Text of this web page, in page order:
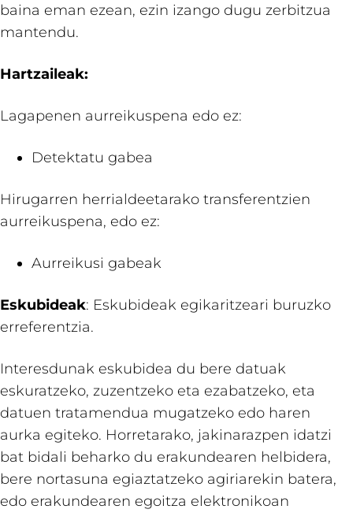
baina eman ezean, ezin izango dugu zerbitzua
mantendu.
Hartzaileak:
Lagapenen aurreikuspena edo ez:
Detektatu gabea
Hirugarren herrialdeetarako transferentzien
aurreikuspena, edo ez:
Aurreikusi gabeak
Eskubideak: Eskubideak egikaritzeari buruzko
erreferentzia.
Interesdunak eskubidea du bere datuak
eskuratzeko, zuzentzeko eta ezabatzeko, eta
datuen tratamendua mugatzeko edo haren
aurka egiteko. Horretarako, jakinarazpen idatzi
bat bidali beharko du erakundearen helbidera,
bere nortasuna egiaztatzeko agiriarekin batera,
edo erakundearen egoitza elektronikoan